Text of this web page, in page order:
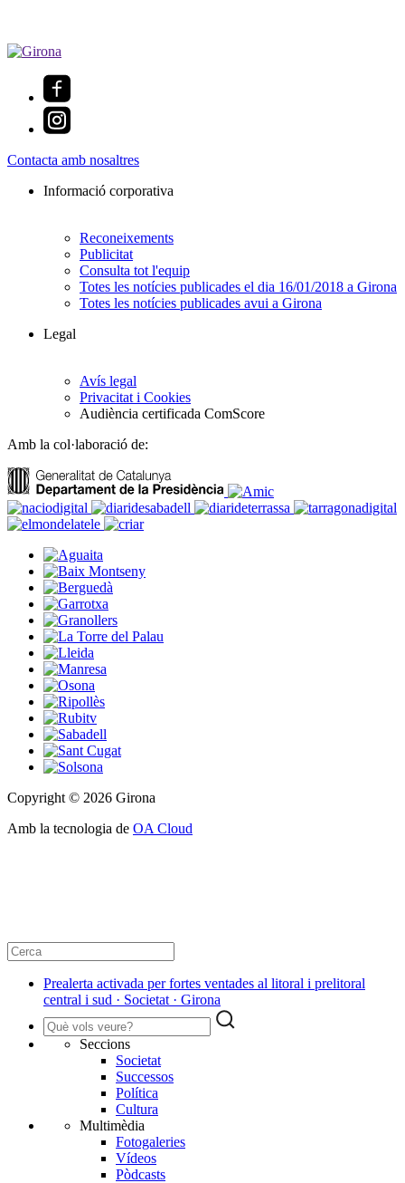
Contacta amb nosaltres
Informació corporativa
Reconeixements
Publicitat
Consulta tot l'equip
Totes les notícies publicades el dia 16/01/2018 a Girona
Totes les notícies publicades avui a Girona
Legal
Avís legal
Privacitat i Cookies
Audiència certificada ComScore
Amb la col·laboració de:
Copyright © 2026 Girona
Amb la tecnologia de OA Cloud
Prealerta activada per fortes ventades al litoral i prelitoral
central i sud · Societat · Girona
Seccions
Societat
Successos
Política
Cultura
Multimèdia
Fotogaleries
Vídeos
Pòdcasts